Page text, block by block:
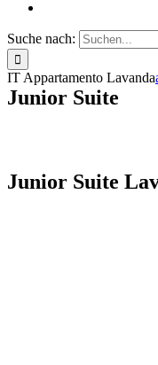
Suche nach:
IT Appartamento Lavanda
Junior Suite
Junior Suite